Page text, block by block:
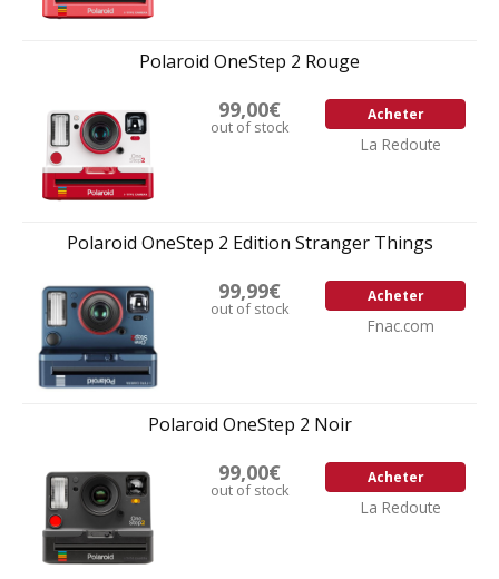
Polaroid OneStep 2 Rouge
99,00€
out of stock
Acheter
La Redoute
Polaroid OneStep 2 Edition Stranger Things
99,99€
out of stock
Acheter
Fnac.com
Polaroid OneStep 2 Noir
99,00€
out of stock
Acheter
La Redoute